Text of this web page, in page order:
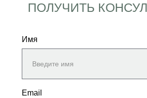
ПОЛУЧИТЬ
Имя
Email